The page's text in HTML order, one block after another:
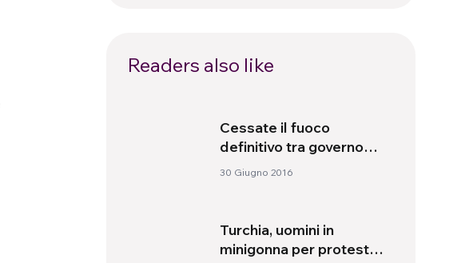
Readers also like
Cessate il fuoco
definitivo tra governo
colombiano e Farc
30 Giugno 2016
Turchia, uomini in
minigonna per protesta